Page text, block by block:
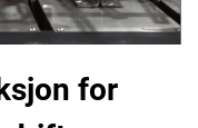
for